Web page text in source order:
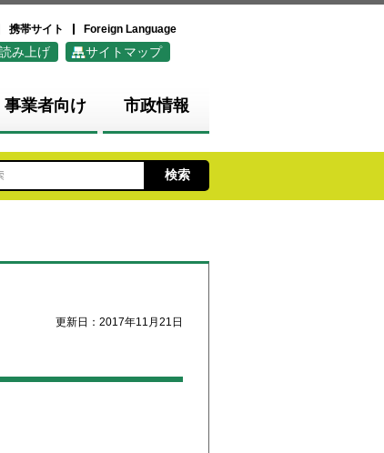
携帯サイト Foreign Language
み上げ サイトマップ
事業者向け 市政情報
更新日：2017年11月21日